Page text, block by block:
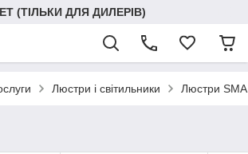
(ТІЛЬКИ ДЛЯ ДИЛЕРІВ)
Люстри і світильники Люстри